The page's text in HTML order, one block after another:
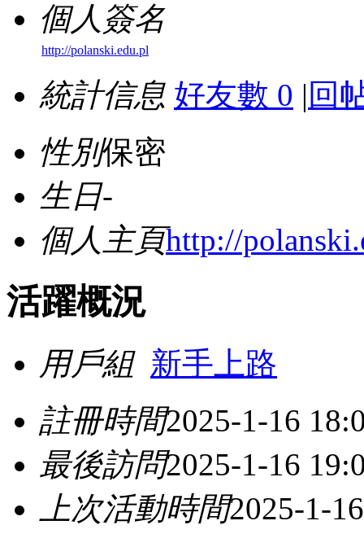
個人簽名
http://polanski.edu.pl
統計信息 好友數 0 | 回
性別保密
生日-
個人主頁http://
活躍概況
用戶組 新手上路
註冊時間2025-1-16
最後訪問2025-1-16
上次活動時間2025-1-